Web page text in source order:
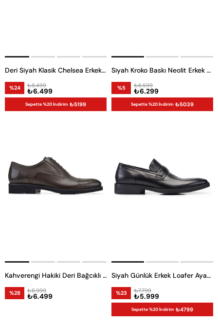
Deri Siyah Klasik Chelsea Erkek Bot
%24 ₺6.499
₺8.499
Sepette %20 İndirim ₺5199
Siyah Kroko Baskı Neolit Erkek Ayakkabı -11349-
%5 ₺6.299
₺6.599
Sepette %20 İndirim ₺5039
Kahverengi Hakiki Deri Bağcıklı Erkek Günlük Ayakkabı
%28 ₺6.499
₺8.999
Siyah Günlük Erkek Loafer Ayakkabı
%23 ₺5.999
₺7.799
Sepette %20 İndirim ₺4799